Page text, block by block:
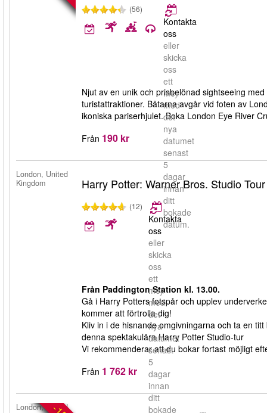
(56)
Kontakta
oss
eller
skicka
oss
ett
mejl
med
det
nya
datumet
senast
5
dagar
innan
ditt
bokade
datum.
Njut av en unik och prisbelönad sightseeing
turistattraktioner. Båtarna avgår vid foten av
ikoniska pariserhjulet. Boka London Eye River
Från 190 kr
London, United
Kingdom
Harry Potter: Warner Bros. Studio
(12)
Kontakta
oss
eller
skicka
oss
ett
mejl
med
det
nya
datumet
senast
5
dagar
innan
ditt
bokade
Från Paddington Station kl. 13.00.
Gå i Harry Potters fotspår och upplev
kommer att förtrolla dig!
Kliv in i de hisnande omgivningarna och ta en
denna spektakulära Harry Potter Studio-tur
Vi rekommenderar att du bokar fortast möjligt
Från 1 762 kr
London, United